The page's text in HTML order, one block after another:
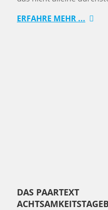
ERFAHRE MEHR ...
DAS PAARTEXT